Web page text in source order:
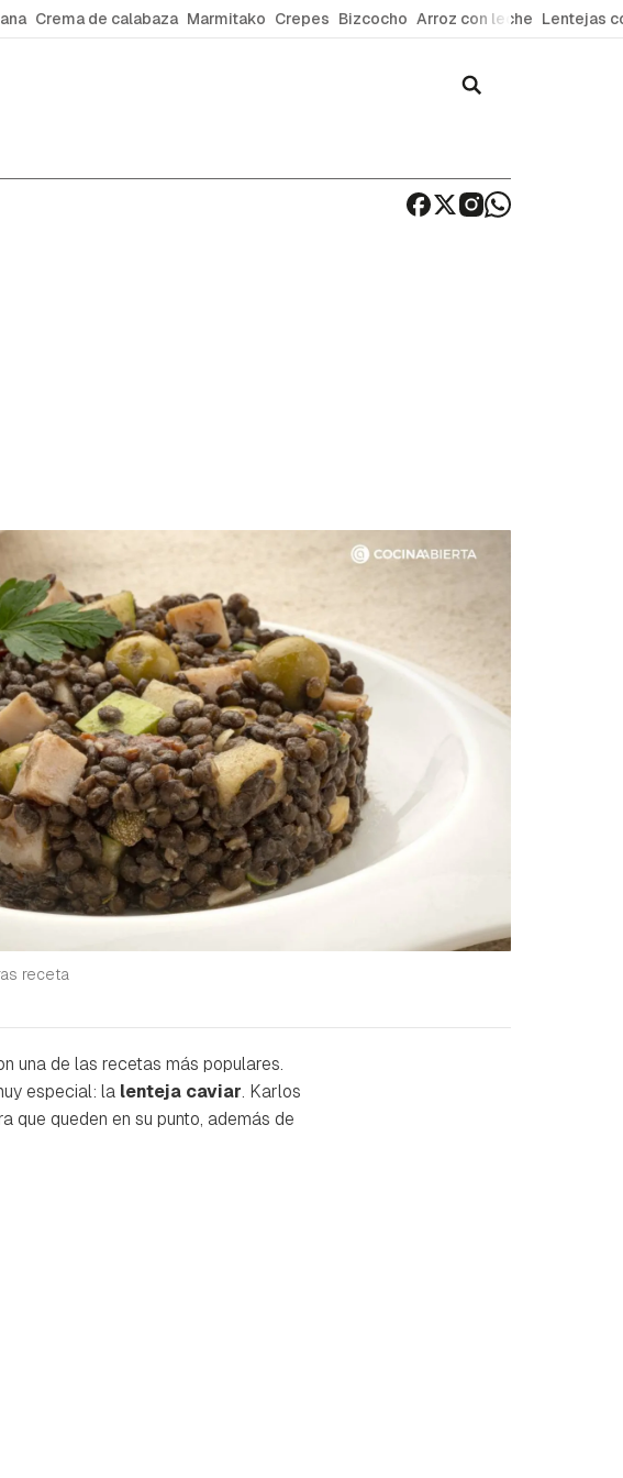
Crema de calabaza Marmitako Crepes Bizcocho Arroz con leche Lentejas
receta
una de las recetas más populares.
especial: la lenteja caviar. Karlos
que queden en su punto, además de